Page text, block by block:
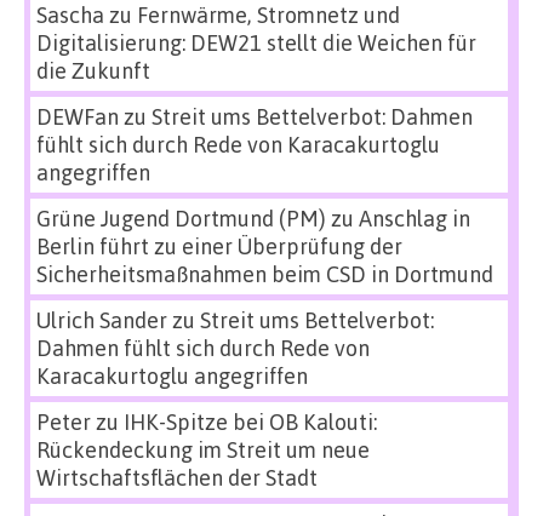
Sascha zu Fernwärme, Stromnetz und
Digitalisierung: DEW21 stellt die Weichen für
die Zukunft
DEWFan zu Streit ums Bettelverbot: Dahmen
fühlt sich durch Rede von Karacakurtoglu
angegriffen
Grüne Jugend Dortmund (PM) zu Anschlag in
Berlin führt zu einer Überprüfung der
Sicherheitsmaßnahmen beim CSD in Dortmund
Ulrich Sanderzu Streit ums Bettelverbot:
Dahmen fühlt sich durch Rede von
Karacakurtoglu angegriffen
Peterzu IHK-Spitze bei OB Kalouti:
Rückendeckung im Streit um neue
Wirtschaftsflächen der Stadt